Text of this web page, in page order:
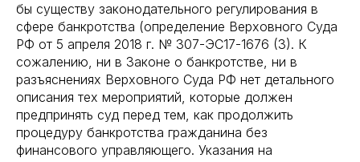
бы существу законодательного регулирования в
сфере банкротства (определение Верховного Суда
РФ от 5 апреля 2018 г. № 307-ЭС17-1676 (3). К
сожалению, ни в Законе о банкротстве, ни в
разъяснениях Верховного Суда РФ нет детального
описания тех мероприятий, которые должен
предпринять суд перед тем, как продолжить
процедуру банкротства гражданина без
финансового управляющего. Указания на